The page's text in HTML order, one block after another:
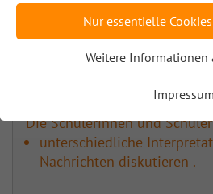
Nur essentielle
Weitere Informationen
Impressum
/ Mit Informationen
Form von Daten darstellen
Information, Nachricht,
Die Schülerinnen und
unterschiedliche
Nachrichten diskutieren .